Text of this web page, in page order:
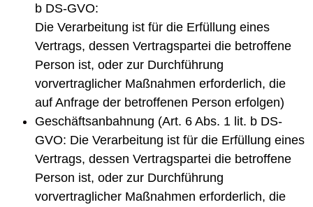
b DS-GVO:
Die Verarbeitung ist für die Erfüllung eines
Vertrags, dessen Vertragspartei die betroffene
Person ist, oder zur Durchführung
vorvertraglicher Maßnahmen erforderlich, die
auf Anfrage der betroffenen Person erfolgen)
Geschäftsanbahnung (Art. 6 Abs. 1 lit. b DS-
GVO: Die Verarbeitung ist für die Erfüllung eines
Vertrags, dessen Vertragspartei die betroffene
Person ist, oder zur Durchführung
vorvertraglicher Maßnahmen erforderlich, die